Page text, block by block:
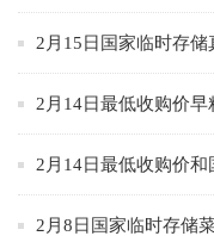
2月15日国家临时存
2月14日最低收购价
2月14日最低收购价
2月8日国家临时存储